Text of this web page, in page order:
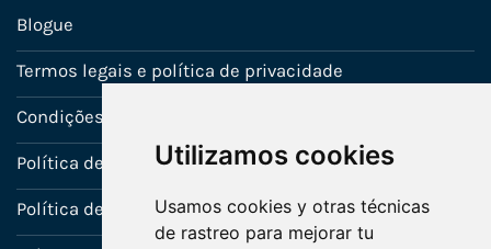
Utilizamos cookies
Usamos cookies y otras técnicas
de rastreo para mejorar tu
Blogue
Termos legais e política de privacidade
Condições de venda
Política de Garantia
Política de utilização de cookies